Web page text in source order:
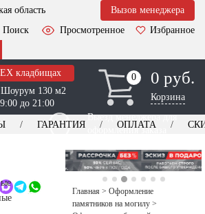
область
Вызов менеджера
Поиск Просмотренное
Избранное
кладбищах
130 м2
до 21:00
0
0 0 руб.
Корзина
Выезд менеджера для
оформления заказа
23
ГАРАНТИЯ ОПЛАТА
Главная > Оформление
памятников на могилу >